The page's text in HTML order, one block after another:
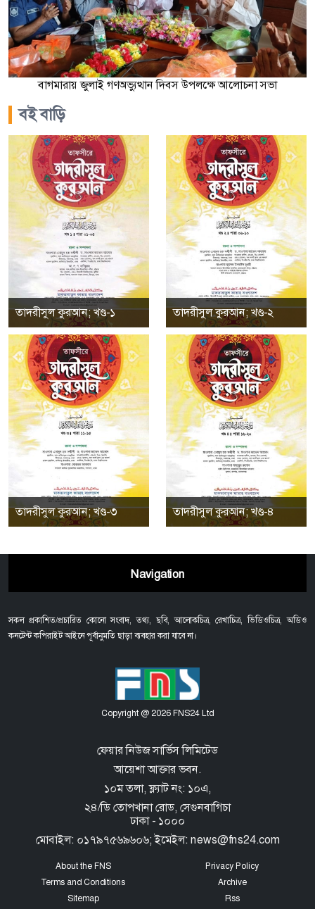
বাগমারায় জুলাই গণঅভ্যুত্থান দিবস উপলক্ষে আলোচনা সভা
বই বাড়ি
তাদরীসুল কুরআন; খণ্ড-১ তাদরীসুল কুরআন; খণ্ড-২
তাদরীসুল কুরআন; খণ্ড-৩ তাদরীসুল কুরআন; খণ্ড-৪
Navigation
সকল প্রকাশিত/প্রচারিত কোনো সংবাদ, তথ্য, ছবি, আলোকচিত্র, রেখাচিত্র, ভিডিওচিত্র, অডিও
কনটেন্ট কপিরাইট আইনে পূর্বানুমতি ছাড়া ব্যবহার করা যাবে না।
Copyright @ 2026 FNS24 Ltd
ফেয়ার নিউজ সার্ভিস লিমিটেড
আয়েশা আক্তার ভবন.
১০ম তলা, ফ্ল্যাট নং: ১০এ,
২৪/ডি তোপখানা রোড, সেগুনবাগিচা
ঢাকা - ১০০০
মোবাইল: ০১৭৯৭৫৬৯৬০৬; ইমেইল: news@fns24.com
About the FNS
Privacy Policy
Terms and Conditions
Archive
Sitemap
Rss